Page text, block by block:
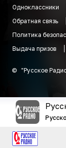
Одноклассники
Обратная связь
Политика
Выдача призов
© "Русское